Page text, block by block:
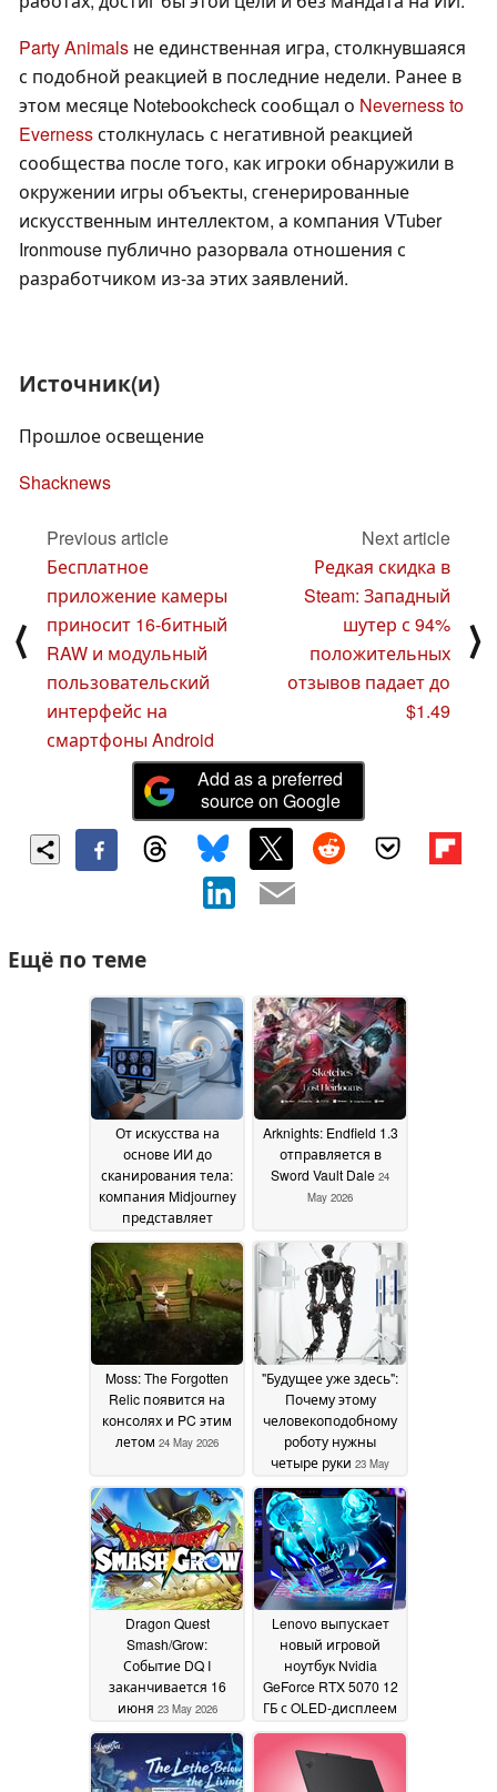
Party Animals не единственная игра, столкнувшаяся
с подобной реакцией в последние недели. Ранее в
этом месяце Notebookcheck сообщал о Neverness to
Evernessстолкнулась с негативной реакцией
сообщества после того, как игроки обнаружили в
окружении игры объекты, сгенерированные
искусственным интеллектом, а компания VTuber
Ironmouse публично разорвала отношения с
разработчиком из-за этих заявлений.
Источник(и)
Прошлое освещение
Shacknews
⟨
Previous article
Бесплатное
приложение камеры
приносит 16-битный
RAW и модульный
пользовательский
интерфейс на
смартфоны Android
Next article
Редкая скидка в
Steam: Западный
шутер с 94%
положительных
отзывов падает до
$1.49
⟩
Add as a preferred
source on Google
Ещё по теме
От искусства на
основе ИИ до
сканирования тела:
компания Midjourney
представляет
тела19 June 2026
Arknights: Endfield 1.3
отправляется в
Sword Vault Dale 24
May 2026
Moss: The Forgotten
Relic появится на
консолях и PC этим
летом 24 May 2026
"Будущее уже здесь":
Почему этому
человекоподобному
роботу нужны
четыре руки 23 May
2026
Dragon Quest
Smash/Grow:
Событие DQ I
заканчивается 16
июня 23 May 2026
Lenovo выпускает
новый игровой
ноутбук Nvidia
GeForce RTX 5070 12
ГБ с OLED-дисплеем
20 May 2026